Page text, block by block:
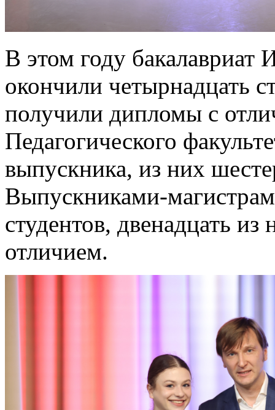
В этом году бакалавриат
окончили четырнадцать
получили дипломы с
Педагогического
выпускника, из них
Выпускниками-
студентов, двенадцать
отличием.